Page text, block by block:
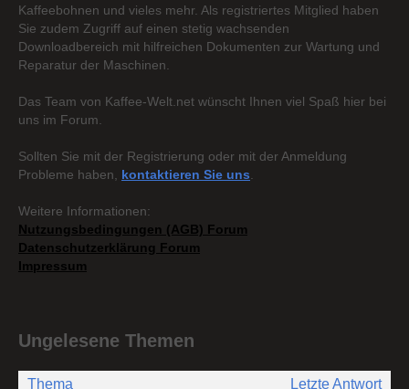
Kaffeebohnen und vieles mehr. Als registriertes Mitglied haben
Sie zudem Zugriff auf einen stetig wachsenden
Downloadbereich mit hilfreichen Dokumenten zur Wartung und
Reparatur der Maschinen.
Das Team von Kaffee-Welt.net wünscht Ihnen viel Spaß hier bei
uns im Forum.
Sollten Sie mit der Registrierung oder mit der Anmeldung
Probleme haben, kontaktieren Sie uns
Weitere Informationen:
Nutzungsbedingungen (AGB) Forum
Datenschutzerklärung Forum
Impressum
Ungelesene Themen
Thema Letzte Antwort